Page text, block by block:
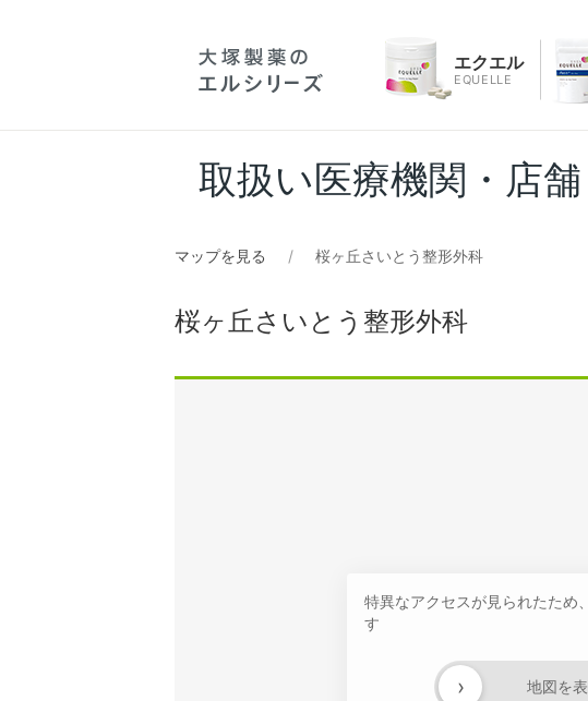
エクエル
EQUELLE
取扱い医療機関・店舗
マップを見る 桜ヶ丘さいとう整形外科
桜ヶ丘さいとう整形外科
特異なアクセスが見られたため
す
地図を
›